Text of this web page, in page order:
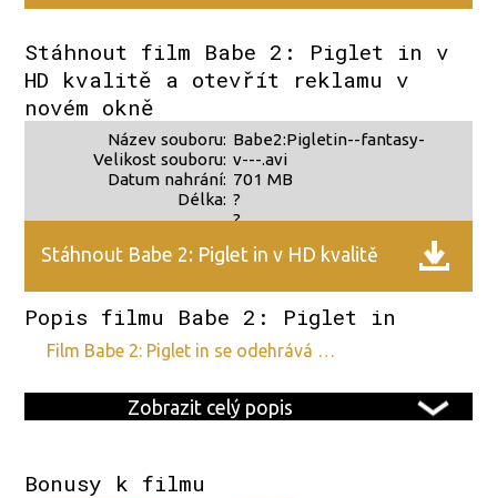
Stáhnout film Babe 2: Piglet in v
HD kvalitě a otevřít reklamu v
novém okně
Název souboru:
Velikost souboru:
Datum nahrání:
Délka:
Babe2:Pigletin--fantasy-
v---.avi
701 MB
?
?
Stáhnout Babe 2: Piglet in v HD kvalitě
Popis filmu Babe 2: Piglet in
film Babe 2: Piglet in se odehrává …
Zobrazit celý popis
Bonusy k filmu